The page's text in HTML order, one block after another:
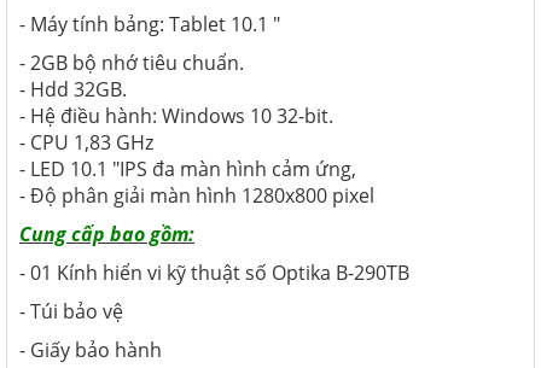
- Máy tính bảng: Tablet 10.1 "
- 2GB bộ nhớ tiêu chuẩn.
- Hdd 32GB.
- Hệ điều hành: Windows 10 32-bit.
- CPU 1,83 GHz
- LED 10.1 "IPS đa màn hình cảm ứng,
- Độ phân giải màn hình 1280x800 pixel
Cung cấp bao gồm:
- 01 Kính hiển vi kỹ thuật số Optika B-290TB
- Túi bảo vệ
- Giấy bảo hành